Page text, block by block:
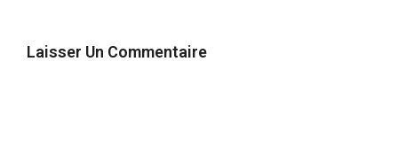
Laisser Un Commentaire